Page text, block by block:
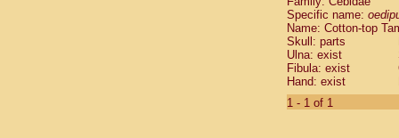
Cebidae
Cebidae
Cebidae
Cebidae
Cebidae
Cebidae
Cebidae
Specific name:
Name: Cotton-top
Skull: parts
Ulna: exist
Fibula: exist
Hand: exist
1 - 1 of 1